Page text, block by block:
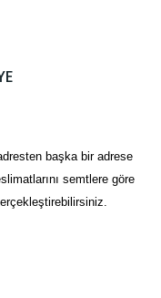
başka bir adrese
semtlere göre